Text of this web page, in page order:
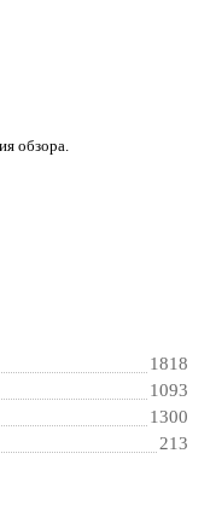
обзора.
1818
1093
1300
213